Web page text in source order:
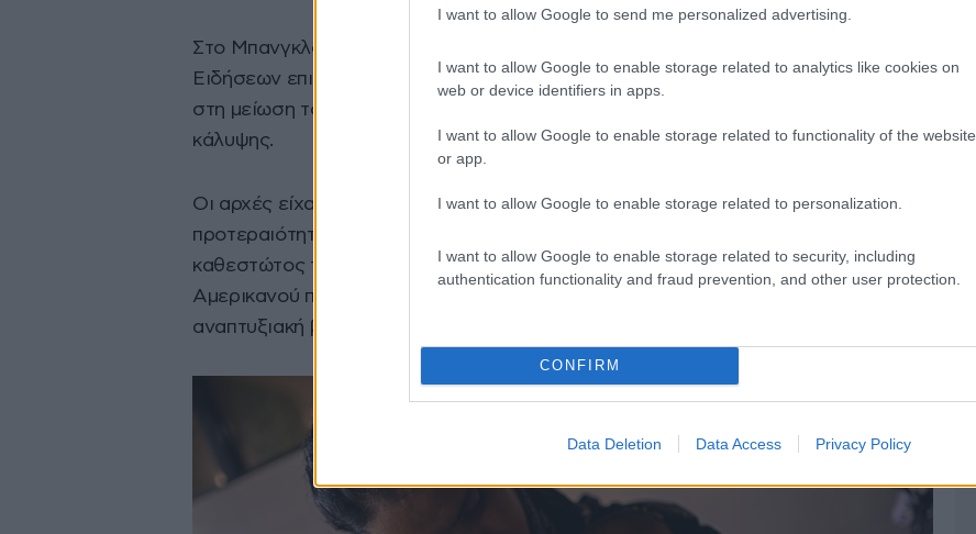
I want to allow Google to send me personalized advertising.
I want to allow Google to enable storage related to analytics like cookies on
web or device identifiers in apps.
I want to allow Google to enable storage related to functionality of the website
or app.
I want to allow Google to enable storage related to personalization.
I want to allow Google to enable storage related to security, including
authentication functionality and fraud prevention, and other user protection.
CONFIRM
Data Deletion Data Access Privacy Policy
Στο Μπανγκλαντές οι επιδημιολόγοι, όπως μεταδίδει το Αθηναϊκό Πρακτορείο
Ειδήσεων επικαλούμενο το AFP αποδίδουν την επιδημία αυτή στον υποσιτισμό,
στη μείωση του μητρικού θηλασμού και, κυρίως, στη μείωση της εμβολιαστικής
κάλυψης.
Οι αρχές είχαν θέσει το πρόγραμμα εμβολιασμού κατά της ιλαράς ως
προτεραιότητα, όμως το πολιτικό χάος που προέκυψε από την πτώση του
καθεστώτος της Σέιχ Χασίνα το 2024 και η απόφαση την επόμενη χρονιά του
Αμερικανού προέδρου Ντόναλντ Τραμπ να περικόψει δραστικά την αμερικανική
αναπτυξιακή βοήθεια, το αποδυνάμωσαν.